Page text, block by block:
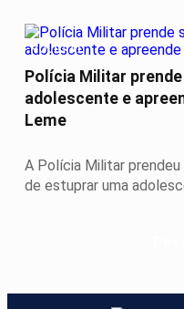
POLICIAL
Polícia Militar
adolescente e
Leme
A Polícia Militar
de estuprar uma